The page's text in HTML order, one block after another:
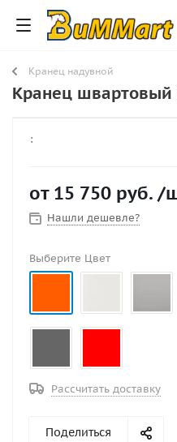
Кранец надувной
Кранец швартовый
:
от 15 750 руб. /
Нашли дешевле?
Выберите Цвет
Рассчитать доставку
Поделиться